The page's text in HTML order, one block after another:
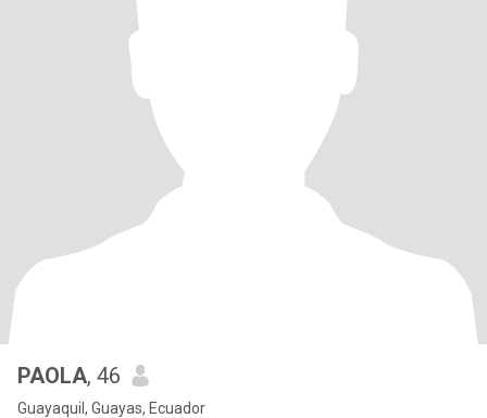
PAOLA, 46
Guayaquil, Guayas, Ecuador